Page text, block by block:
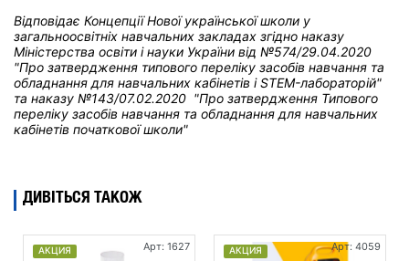
Відповідає Концепції Нової української школи у
загальноосвітніх навчальних закладах згідно наказу
Міністерства освіти і науки України від №574/29.04.2020
"Про затвердження типового переліку засобів навчання та
обладнання для навчальних кабінетів і STEM-лабораторій"
та наказу №143/07.02.2020 "Про затвердження Типового
переліку засобів навчання та обладнання для навчальних
кабінетів початкової школи"
ДИВІТЬСЯ ТАКОЖ
АКЦИЯ
Арт: 1627
АКЦИЯ
Арт: 4059